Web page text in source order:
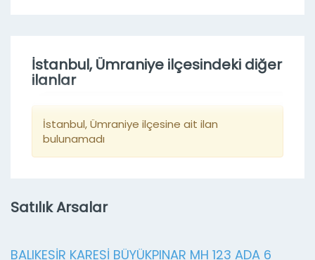
İstanbul, Ümraniye ilçesindeki diğer
ilanlar
İstanbul, Ümraniye ilçesine ait ilan
bulunamadı
Satılık Arsalar
BALIKESİR KARESİ BÜYÜKPINAR MH 123 ADA 6